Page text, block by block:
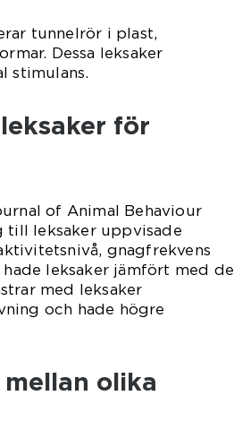
tunnelrör i plast,
Dessa leksaker
stimulans.
för
of Animal Behaviour
till leksaker uppvisade
gnagfrekvens
leksaker jämfört med de
med leksaker
och hade högre
olika